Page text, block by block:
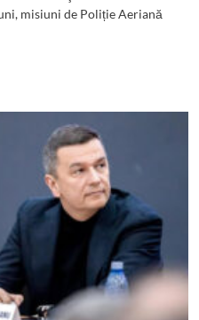
misiuni de Poliție Aeriană